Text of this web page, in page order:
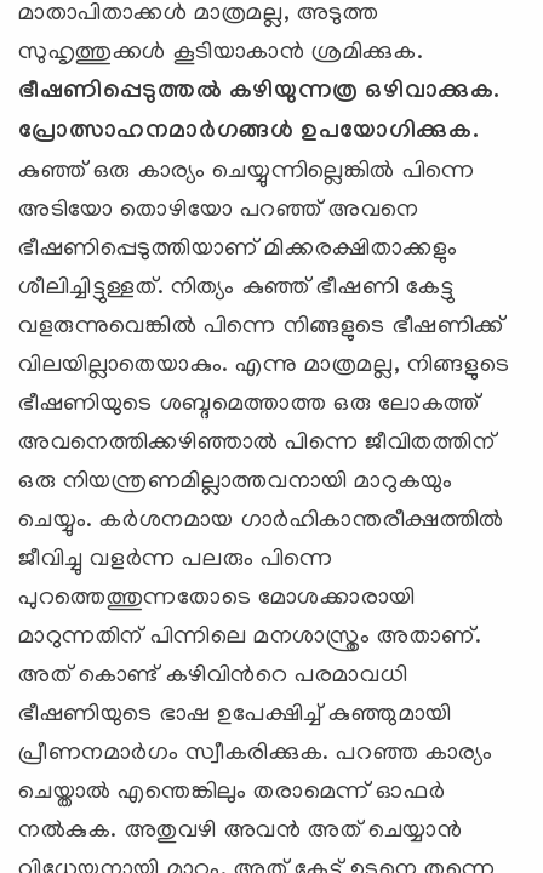
മാതാപിതാക്കള്‍ മാത്രമല്ല, അടുത്ത
സുഹൃത്തുക്കള്‍ കൂടിയാകാന്‍ ശ്രമിക്കുക.
ഭീഷണിപ്പെടുത്തല്‍ കഴിയുന്നത്ര ഒഴിവാക്കുക.
പ്രോത്സാഹനമാര്‍ഗങ്ങള്‍ ഉപയോഗിക്കുക.
കുഞ്ഞ് ഒരു കാര്യം ചെയ്യുന്നില്ലെങ്കില്‍ പിന്നെ
അടിയോ തൊഴിയോ പറഞ്ഞ് അവനെ
ഭീഷണിപ്പെടുത്തിയാണ് മിക്കരക്ഷിതാക്കളും
ശീലിച്ചിട്ടുള്ളത്. നിത്യം കുഞ്ഞ് ഭീഷണി കേട്ടു
വളരുന്നുവെങ്കില്‍ പിന്നെ നിങ്ങളുടെ ഭീഷണിക്ക്
വിലയില്ലാതെയാകും. എന്നു മാത്രമല്ല, നിങ്ങളുടെ
ഭീഷണിയുടെ ശബ്ദമെത്താത്ത ഒരു ലോകത്ത്
അവനെത്തിക്കഴിഞ്ഞാല്‍ പിന്നെ ജീവിതത്തിന്
ഒരു നിയന്ത്രണമില്ലാത്തവനായി മാറുകയും
ചെയ്യും. കര്‍ശനമായ ഗാര്‍ഹികാന്തരീക്ഷത്തില്‍
ജീവിച്ചു വളര്‍ന്ന പലരും പിന്നെ
പുറത്തെത്തുന്നതോടെ മോശക്കാരായി
മാറുന്നതിന് പിന്നിലെ മനശാസ്ത്രം അതാണ്.
അത് കൊണ്ട് കഴിവിന്‍റെ പരമാവധി
ഭീഷണിയുടെ ഭാഷ ഉപേക്ഷിച്ച് കുഞ്ഞുമായി
പ്രീണനമാര്‍ഗം സ്വീകരിക്കുക. പറഞ്ഞ കാര്യം
ചെയ്താല്‍ എന്തെങ്കിലും തരാമെന്ന് ഓഫര്‍
നല്‍കുക. അതുവഴി അവന്‍ അത് ചെയ്യാന്‍